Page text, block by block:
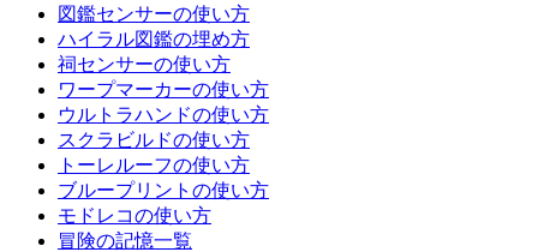
図鑑センサーの使い方
ハイラル図鑑の埋め方
祠センサーの使い方
ワープマーカーの使い方
ウルトラハンドの使い方
スクラビルドの使い方
トーレルーフの使い方
ブループリントの使い方
モドレコの使い方
冒険の記憶一覧